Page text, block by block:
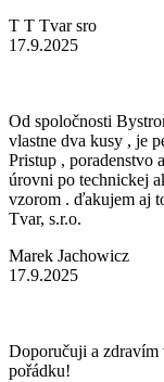
T T Tvar sro
17.9.2025
Od spoločnosti
vlastne dva kusy , je
Pristup , poradenstvo
úrovni po technickej
vzorom . ďakujem aj
Tvar, s.r.o.
Marek Jachowicz
17.9.2025
Doporučuji a zdravím
pořádku!